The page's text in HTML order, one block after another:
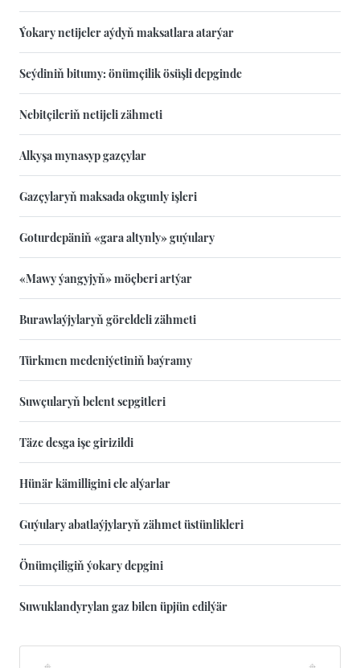
Ýokary netijeler aýdyň maksatlara atarýar
Seýdiniň bitumy: önümçilik ösüşli depginde
Nebitçileriň netijeli zähmeti
Alkyşa mynasyp gazçylar
Gazçylaryň maksada okgunly işleri
Goturdepäniň «gara altynly» guýulary
«Mawy ýangyjyň» möçberi artýar
Burawlaýjylaryň göreldeli zähmeti
Türkmen medeniýetiniň baýramy
Suwçularyň belent sepgitleri
Täze desga işe girizildi
Hünär kämilligini ele alýarlar
Guýulary abatlaýjylaryň zähmet üstünlikleri
Önümçiligiň ýokary depgini
Suwuklandyrylan gaz bilen üpjün edilýär